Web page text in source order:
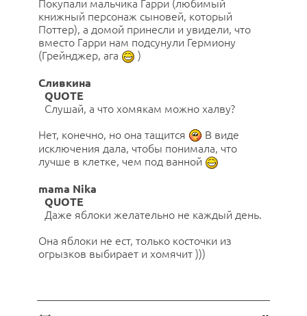
Покупали мальчика Гарри (любимый
книжный персонаж сыновей, который
Поттер), а домой принесли и увидели, что
вместо Гарри нам подсунули Гермиону
(Грейнджер, ага
)
Сливкина
QUOTE
Слушай, а что хомякам можно халву?
Нет, конечно, но она тащится
В виде
исключения дала, чтобы понимала, что
лучше в клетке, чем под ванной
mama Nika
QUOTE
Даже яблоки желательно не каждый день.
Она яблоки не ест, только косточки из
огрызков выбирает и хомячит )))